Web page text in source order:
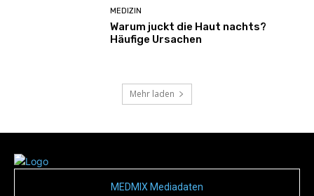
MEDIZIN
Warum juckt die Haut nachts?
Häufige Ursachen
Mehr laden
MEDMIX Mediadaten